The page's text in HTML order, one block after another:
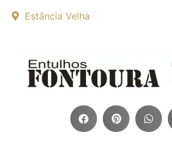
Estância Velha